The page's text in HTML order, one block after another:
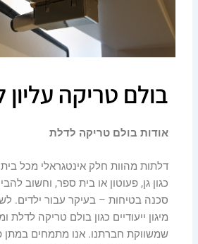
בולם טריקה
אודות בולם טריקה לדלת
דלתות מהוות חלק אינטגראלי מכל בית
כגון גן, פעוטון או בית ספר, וחשוב
סכנה בטיחות – בעיקר עבור ילדים.
מיגון ייעודיים כגון בולם טריקה לדלת
שמשווקת חברתנו. אנו מתמחים במתן